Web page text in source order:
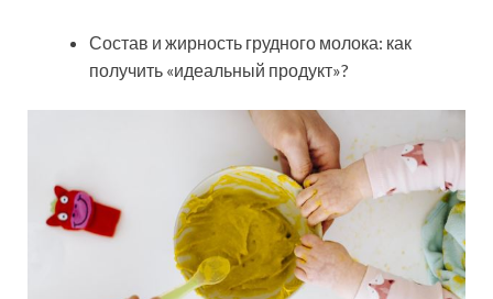
Состав и жирность грудного молока: как
получить «идеальный продукт»?